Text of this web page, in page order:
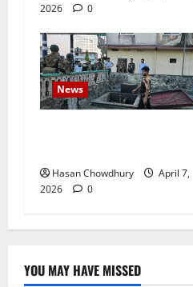
2026
0
News
Hasan Chowdhury
April 7,
2026
0
YOU MAY HAVE MISSED